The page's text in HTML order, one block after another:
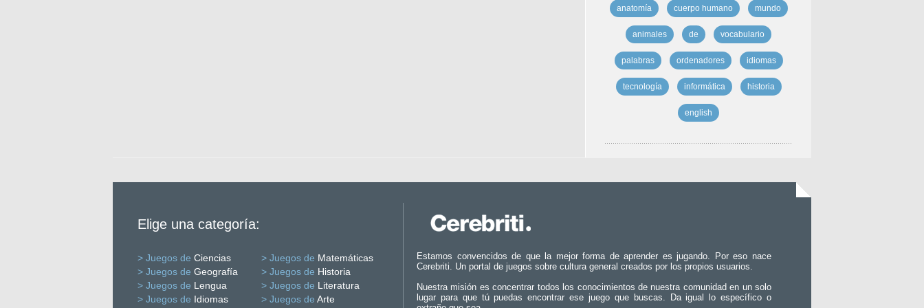
anatomía cuerpo humano mundo
animales de vocabulario
palabras ordenadores idiomas
tecnología informática historia
english
Elige una categoría:
> Juegos de Ciencias > Juegos de Matemáticas
> Juegos de Geografía > Juegos de Historia
> Juegos de Lengua > Juegos de Literatura
> Juegos de Idiomas > Juegos de Arte
Estamos convencidos de que la mejor forma de aprender es jugando. Por eso nace
Cerebriti. Un portal de juegos sobre cultura general creados por los propios usuarios.
Nuestra misión es concentrar todos los conocimientos de nuestra comunidad en un solo
lugar para que tú puedas encontrar ese juego que buscas. Da igual lo específico o